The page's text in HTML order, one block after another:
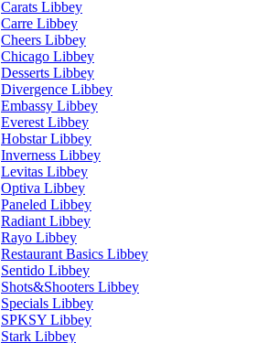
Carats Libbey
Carre Libbey
Cheers Libbey
Chicago Libbey
Desserts Libbey
Divergence Libbey
Embassy Libbey
Everest Libbey
Hobstar Libbey
Inverness Libbey
Levitas Libbey
Optiva Libbey
Paneled Libbey
Radiant Libbey
Rayo Libbey
Restaurant Basics Libbey
Sentido Libbey
Shots&Shooters Libbey
Specials Libbey
SPKSY Libbey
Stark Libbey